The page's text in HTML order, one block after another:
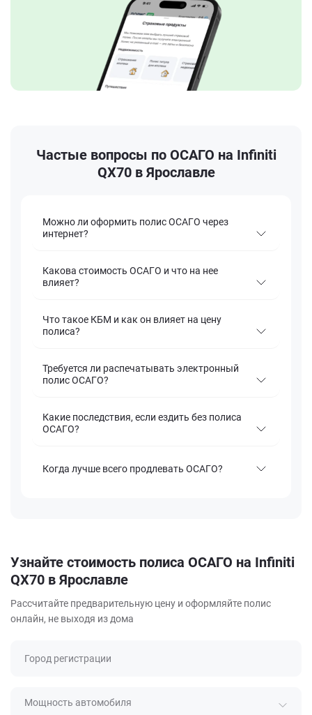
Частые вопросы по ОСАГО на Infiniti
QX70 в Ярославле
Можно ли оформить полис ОСАГО через
интернет?
Какова стоимость ОСАГО и что на нее
влияет?
Что такое КБМ и как он влияет на цену
полиса?
Требуется ли распечатывать электронный
полис ОСАГО?
Какие последствия, если ездить без полиса
ОСАГО?
Когда лучше всего продлевать ОСАГО?
Узнайте стоимость полиса ОСАГО на Infiniti
QX70 в Ярославле
Рассчитайте предварительную цену и оформляйте полис
онлайн, не выходя из дома
Город регистрации
Мощность автомобиля